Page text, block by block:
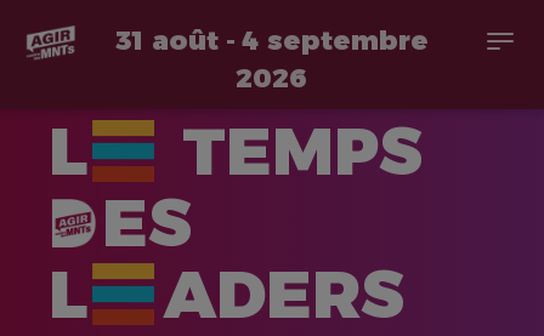
contenu
31 août - 4 septembre
2026
L
TEMPS
ES
L
ADERS